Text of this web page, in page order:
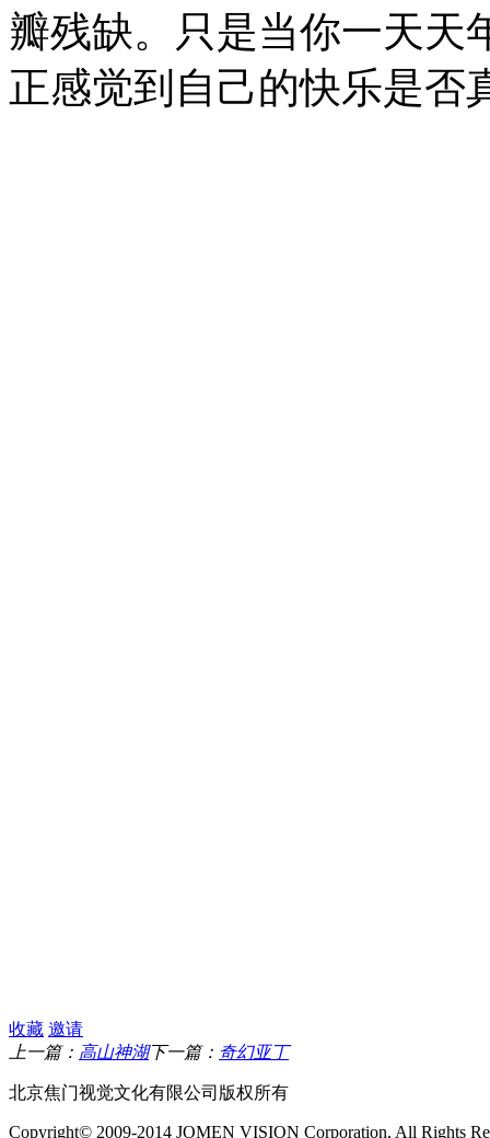
瓣残缺。只是当你一天天
正感觉到自己的快乐是否
收藏 邀请
上一篇： 高山神湖下一篇： 奇幻亚丁
北京焦门视觉文化有限公司版权所有
Copyright© 2009-2014 JOMEN VISION Corporation, All Rights